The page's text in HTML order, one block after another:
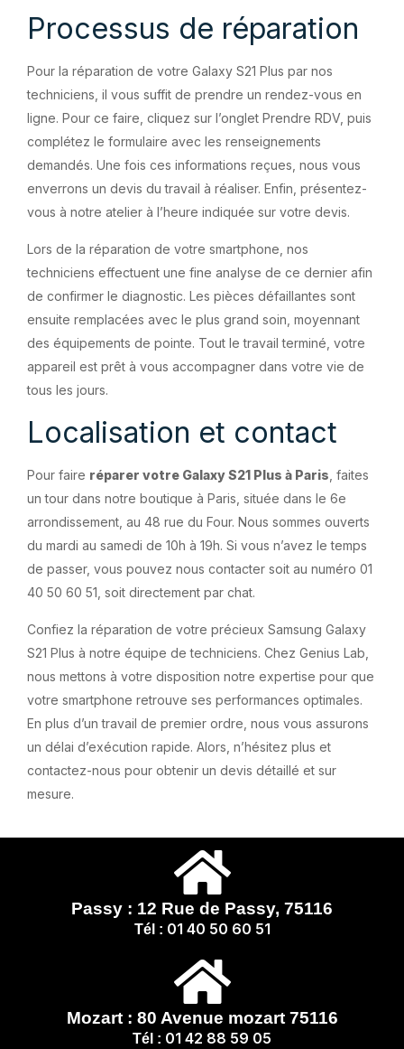
Processus de réparation
Pour la réparation de votre Galaxy S21 Plus par nos
techniciens, il vous suffit de prendre un rendez-vous en
ligne. Pour ce faire, cliquez sur l’onglet Prendre RDV, puis
complétez le formulaire avec les renseignements
demandés. Une fois ces informations reçues, nous vous
enverrons un devis du travail à réaliser. Enfin, présentez-
vous à notre atelier à l’heure indiquée sur votre devis.
Lors de la réparation de votre smartphone, nos
techniciens effectuent une fine analyse de ce dernier afin
de confirmer le diagnostic. Les pièces défaillantes sont
ensuite remplacées avec le plus grand soin, moyennant
des équipements de pointe. Tout le travail terminé, votre
appareil est prêt à vous accompagner dans votre vie de
tous les jours.
Localisation et contact
Pour faire réparer votre Galaxy S21 Plus à Paris , faites
un tour dans notre boutique à Paris, située dans le 6e
arrondissement, au 48 rue du Four. Nous sommes ouverts
du mardi au samedi de 10h à 19h. Si vous n’avez le temps
de passer, vous pouvez nous contacter soit au numéro 01
40 50 60 51, soit directement par chat.
Confiez la réparation de votre précieux Samsung Galaxy
S21 Plus à notre équipe de techniciens. Chez Genius Lab,
nous mettons à votre disposition notre expertise pour que
votre smartphone retrouve ses performances optimales.
En plus d’un travail de premier ordre, nous vous assurons
un délai d’exécution rapide. Alors, n’hésitez plus et
contactez-nous pour obtenir un devis détaillé et sur
mesure.
Passy : 12 Rue de Passy, 75116
Tél : 01 40 50 60 51
Mozart : 80 Avenue mozart 75116
Tél : 01 42 88 59 05